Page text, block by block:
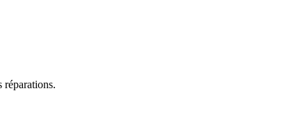
réparations.